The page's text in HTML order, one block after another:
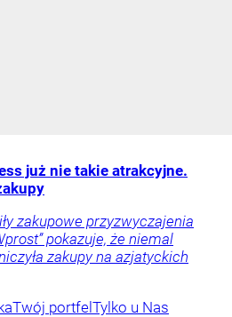
już nie takie atrakcyjne.
zakupowe przyzwyczajenia
pokazuje, że niemal
zakupy na azjatyckich
Twój portfelTylko u Nas